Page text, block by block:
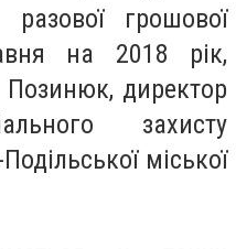
разової грошової
на 2018 рік,
директор
захисту
міської